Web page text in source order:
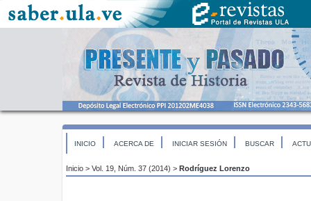
INICIO ACERCA DE INICIAR SESIÓN BUSCAR
Inicio > Vol. 19, Núm. 37 (2014) > Rodríguez Lorenzo